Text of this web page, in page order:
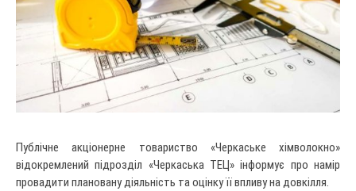
Публічне акціонерне товариство «Черкаське хімволокно»
відокремлений підрозділ «Черкаська ТЕЦ» інформує про намір
провадити плановану діяльність та оцінку її впливу на довкілля.